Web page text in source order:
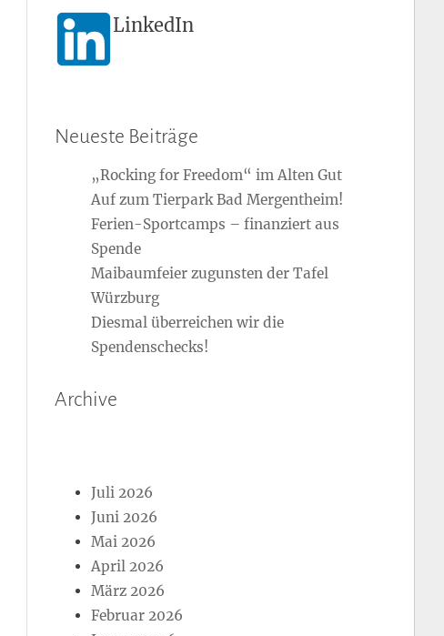
LinkedIn
Neueste Beiträge
„Rocking for Freedom“ im Alten Gut
Auf zum Tierpark Bad Mergentheim!
Ferien-Sportcamps – finanziert aus
Spende
Maibaumfeier zugunsten der Tafel
Würzburg
Diesmal überreichen wir die
Spendenschecks!
Archive
Juli 2026
Juni 2026
Mai 2026
April 2026
März 2026
Februar 2026